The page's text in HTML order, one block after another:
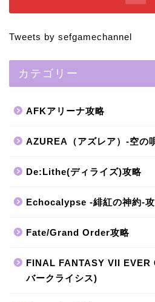
Tweets by sefgamechannel
カテゴリー
AFKアリーナ攻略
AZUREA（アズレア）-空の
De:Lithe(ディライズ)攻略
Echocalypse -緋紅の神約-
Fate/Grand Order攻略
FINAL FANTASY VII EVER
バークライシス)